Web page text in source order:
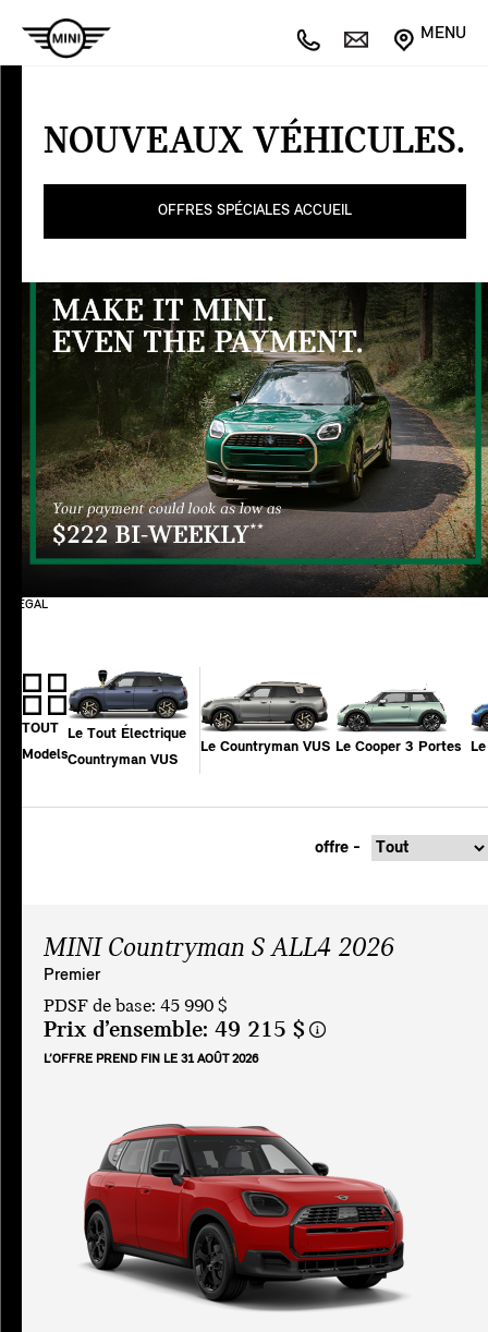
MENU
VÉHICULES
Offres
SERVICE
NOUVEAUX VÉHICULES.
OFFRES SPÉCIALES ACCUEIL
LÉGAL
TOUT
Models
Le Tout Électrique
Countryman VUS
Le Countryman VUS Le Cooper 3 Portes
offre -
MINI Countryman S ALL4 2026
Premier
PDSF de base: 45 990 $
Prix d’ensemble: 49 215 $
L’OFFRE PREND FIN LE 31 AOÛT 2026